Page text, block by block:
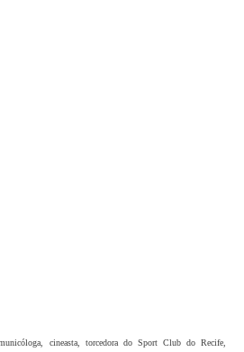
cineasta, torcedora do Sport Club do Recife,